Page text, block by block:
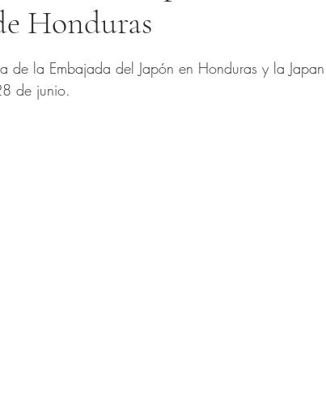
Honduras
de la Embajada del Japón en Honduras y la
de junio.